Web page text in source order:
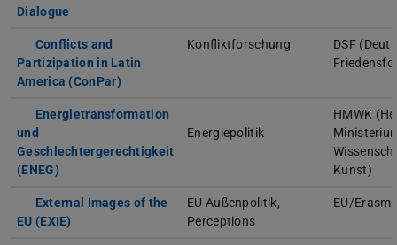
Dialogue
Conflicts and
Partizipation in Latin
America (ConPar)
Konfliktforschung
DSF
Energietransformation
und
Geschlechtergerechtigkeit
(ENEG)
Energiepolitik
HMWK
Kunst)
External Images of the
EU (EXIE)
EU Außenpolitik,
Perceptions
EU/